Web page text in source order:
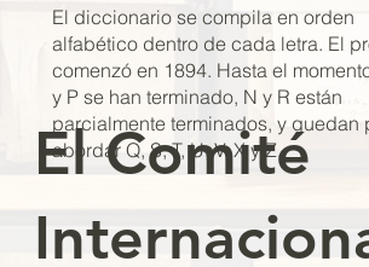
El Comité
El diccionario se compila en orden
alfabético dentro de cada letra. El
comenzó en 1894. Hasta el
y P se han terminado, N y R están
parcialmente terminados, y quedan
abordar Q, S, T, U, V, X y Z.